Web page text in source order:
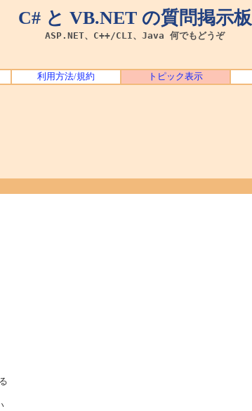
C# と VB.NET の質問掲示板
ASP.NET、C++/CLI、Java 何でもどうぞ
利用方法/規約 トピック表示